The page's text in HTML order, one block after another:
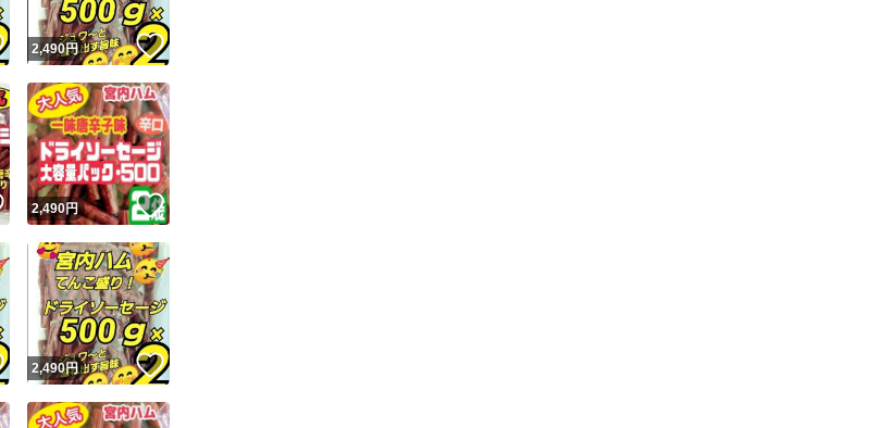
いいね！
2,490円 いいね！
いいね！
2,490円 いいね！
いいね！
2,490円 いいね！